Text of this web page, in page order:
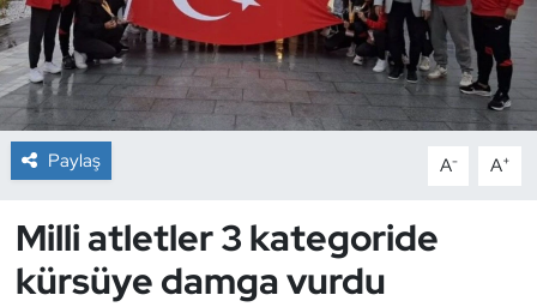
Paylaş A- A+
Milli atletler 3 kategoride
kürsüye damga vurdu
Curling
Dağcılık
Dans Sporları
Dövüş Sanatı
E-Spor